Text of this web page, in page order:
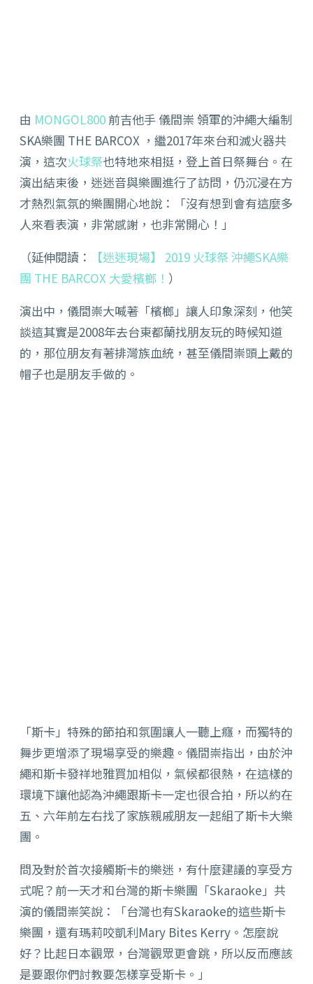
由 MONGOL800 前吉他手 儀間崇 領軍的沖繩大編制
SKA樂團 THE BARCOX ，繼2017年來台和滅火器共
演，這次火球祭也特地來相挺，登上首日祭舞台。在
演出結束後，迷迷音與樂團進行了訪問，仍沉浸在方
才熱烈氣氛的樂團開心地說：「沒有想到會有這麼多
人來看表演，非常感謝，也非常開心！」
（延伸閱讀：
【迷迷現場】 2019 火球祭 沖繩SKA樂
團 THE BARCOX 大愛檳榔！ ）
演出中，儀間崇大喊著「檳榔」讓人印象深刻，他笑
談這其實是2008年去台東都蘭找朋友玩的時候知道
的，那位朋友有著排灣族血統，甚至儀間崇頭上戴的
帽子也是朋友手做的。
「斯卡」特殊的節拍和氛圍讓人一聽上癮，而獨特的
舞步更增添了現場享受的樂趣。儀間崇指出，由於沖
繩和斯卡發祥地雅買加相似，氣候都很熱，在這樣的
環境下讓他認為沖繩跟斯卡一定也很合拍，所以約在
五、六年前左右找了家族親戚朋友一起組了斯卡大樂
團。
問及對於首次接觸斯卡的樂迷，有什麼建議的享受方
式呢？前一天才和台灣的斯卡樂團「Skaraoke」共
演的儀間崇笑說：「台灣也有Skaraoke的這些斯卡
樂團，還有瑪莉咬凱利Mary Bites Kerry。怎麼說
好？比起日本觀眾，台灣觀眾更會跳，所以反而應該
是要跟你們討教要怎樣享受斯卡。」